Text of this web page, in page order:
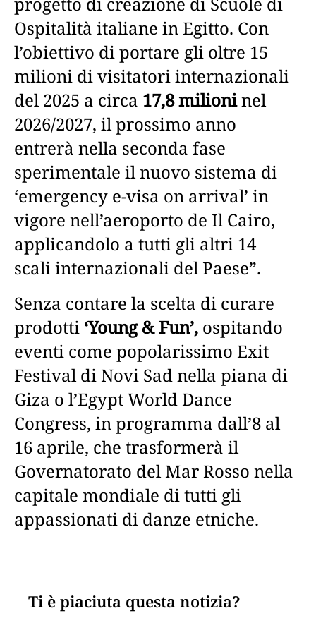
Ospitalità italiane in Egitto. Con
l’obiettivo di portare gli oltre 15
milioni di visitatori internazionali
del 2025 a circa 17,8 milioninel
2026/2027, il prossimo anno
entrerà nella seconda fase
sperimentale il nuovo sistema di
‘emergency e-visa on arrival’ in
vigore nell’aeroporto de Il Cairo,
applicandolo a tutti gli altri 14
scali internazionali del Paese”.
Senza contare la scelta di curare
prodotti ‘Young & Fun’, ospitando
eventi come popolarissimo Exit
Festival di Novi Sad nella piana di
Giza o l’Egypt World Dance
Congress, in programma dall’8 al
16 aprile, che trasformerà il
Governatorato del Mar Rosso nella
capitale mondiale di tutti gli
appassionati di danze etniche.
Ti è piaciuta questa notizia?